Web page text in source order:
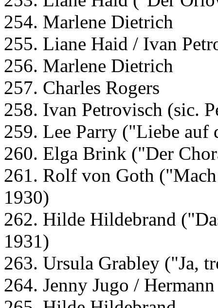
254. Marlene Dietrich
255. Liane Haid / Ivan
256. Marlene Dietrich
257. Charles Rogers
258. Ivan Petrovisch (sic.
259. Lee Parry ("Liebe auf
260. Elga Brink ("Der
261. Rolf von Goth
1930)
262. Hilde Hildebrand
1931)
263. Ursula Grabley ("Ja,
264. Jenny Jugo /